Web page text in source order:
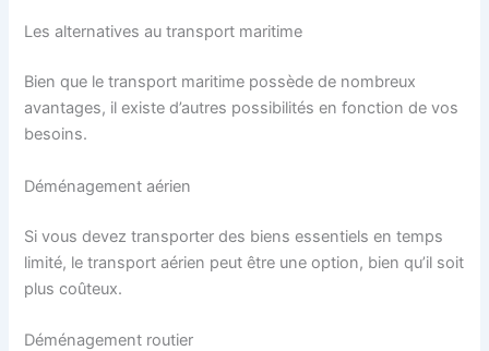
Les alternatives au transport maritime
Bien que le transport maritime possède de nombreux
avantages, il existe d’autres possibilités en fonction de vos
besoins.
Déménagement aérien
Si vous devez transporter des biens essentiels en temps
limité, le transport aérien peut être une option, bien qu’il soit
plus coûteux.
Déménagement routier